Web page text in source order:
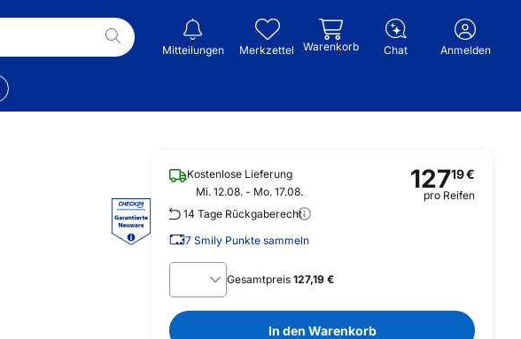
Mitteilungen Merkzettel Warenkorb Chat Anmelden
Kostenlose Lieferung
Mi. 12.08. - Mo. 17.08.
14 Tage Rückgaberecht
7 Smily Punkte sammeln
12719€
pro Reifen
Gesamtpreis 127,19 €
In den Warenkorb